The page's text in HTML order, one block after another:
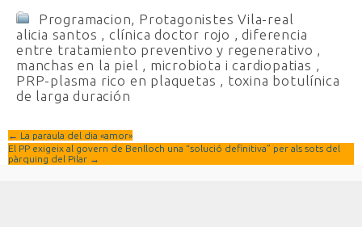
Programacion
Protagonistes Vila-real
alicia santos
clínica doctor rojo ,diferencia
entre tratamiento preventivo y regenerativo
manchas en la piel
microbiota i cardiopatias
PRP-plasma rico en plaquetas
toxina botulínica
de larga duración
←
La paraula del dia «amor»
El PP exigeix al govern de Benlloch una “solució definitiva” per als sots del
pàrquing del Pilar
→